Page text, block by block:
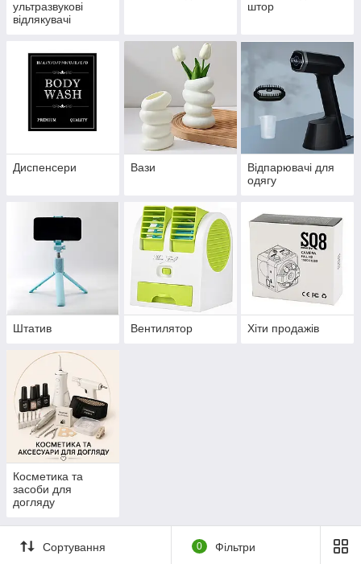
ультразвукові
відлякувачі
штор
Диспенсери Вази
Відпарювачі для
одягу
Штатив Вентилятор Хіти продажів
Косметика та
засоби для
догляду
Сортування 0 Фільтри